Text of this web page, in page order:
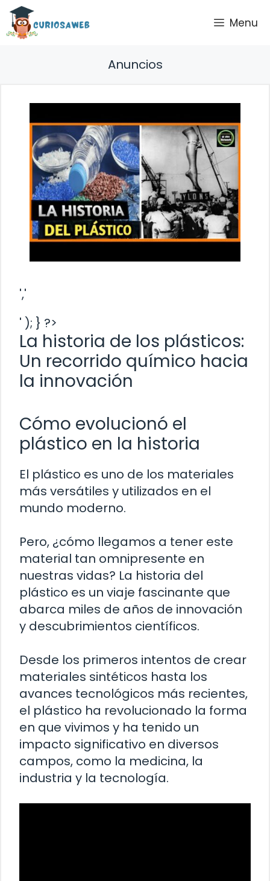
Saltar
contenido
Menu
Anuncios
','
' ); } ?>
La historia de los plásticos:
Un recorrido químico hacia
la innovación
Cómo evolucionó el
plástico en la historia
El plástico es uno de los materiales
más versátiles y utilizados en el
mundo moderno.
Pero, ¿cómo llegamos a tener este
material tan omnipresente en
nuestras vidas? La historia del
plástico es un viaje fascinante que
abarca miles de años de innovación
y descubrimientos científicos.
Desde los primeros intentos de crear
materiales sintéticos hasta los
avances tecnológicos más recientes,
el plástico ha revolucionado la forma
en que vivimos y ha tenido un
impacto significativo en diversos
campos, como la medicina, la
industria y la tecnología.